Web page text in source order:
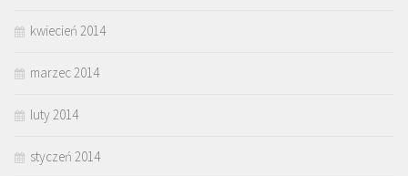
kwiecień 2014
marzec 2014
luty 2014
styczeń 2014